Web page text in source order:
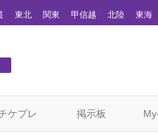
東北 関東 甲信越 北陸 東海
ケプレ 掲示板